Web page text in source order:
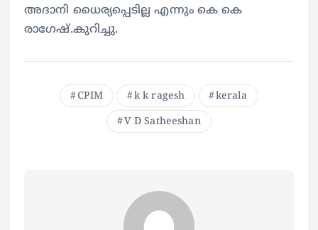
അദാനി ധൈര്യപ്പെടില്ല എന്നും കെ കെ
രാഗേഷ്.കുറിച്ചു.
CPIM k k ragesh kerala
V D Satheeshan